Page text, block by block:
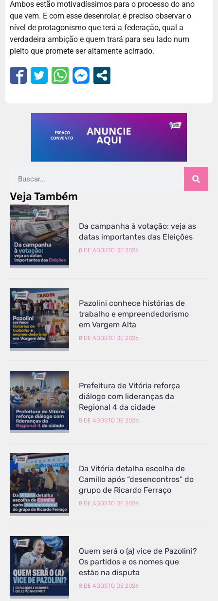
Ambos estão motivadíssimos para o processo do ano
que vem. E com esse desenrolar, é preciso observar o
nível de protagonismo que terá a federação, qual a
verdadeira ambição e quem trará para seu lado num
pleito que promete ser altamente acirrado.
Veja Também
Da campanha à votação: veja as
datas importantes das Eleições
8 DE AGOSTO DE 2026
Pazolini conhece histórias de
trabalho e empreendedorismo
em Vargem Alta
8 DE AGOSTO DE 2026
Prefeitura de Vitória reforça
diálogo com lideranças da
Regional 4 da cidade
8 DE AGOSTO DE 2026
Da Vitória detalha escolha de
Camillo após “desencontros” do
grupo de Ricardo Ferraço
8 DE AGOSTO DE 2026
Quem será o (a) vice de Pazolini?
Os partidos e os nomes que
estão na disputa
8 DE AGOSTO DE 2026